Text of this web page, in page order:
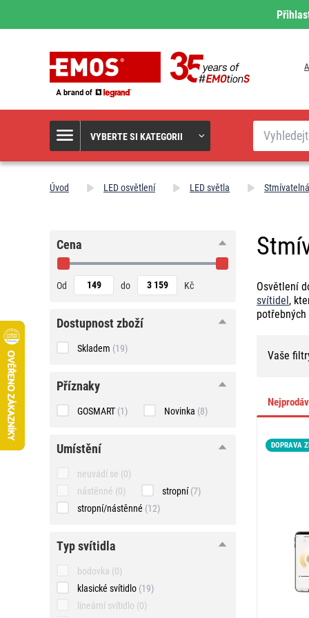
VYBERTE SI KATEGORII
Hledat
Úvod LED osvětlení LED světla
Cena
Od do Kč
Dostupnost zboží
Skladem (19)
Příznaky
GOSMART (1) Novinka (8)
umístění
umístění
neuvádí se (0)
nástěnné (0) stropní(7)
stropní/nástěnné (12)
typ
svítidla
typ svítidla
bodovka (0)
klasické svítidlo (19)
lineární svítidlo (0)
Osvětlení
svítidel,
Vaše
DOPRAVA